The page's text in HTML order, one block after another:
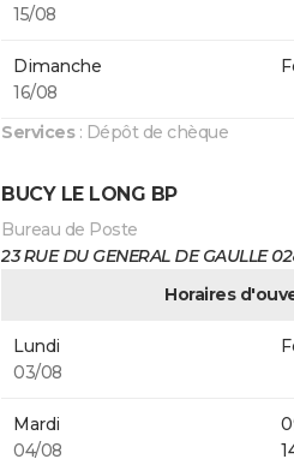
15/08
Dimanche
16/08
Services: Dépôt de chèque
BUCY LE LONG BP
Bureau de Poste
23 RUE DU GENERAL DE GAULLE
Horaires
Lundi
03/08
Mardi
04/08